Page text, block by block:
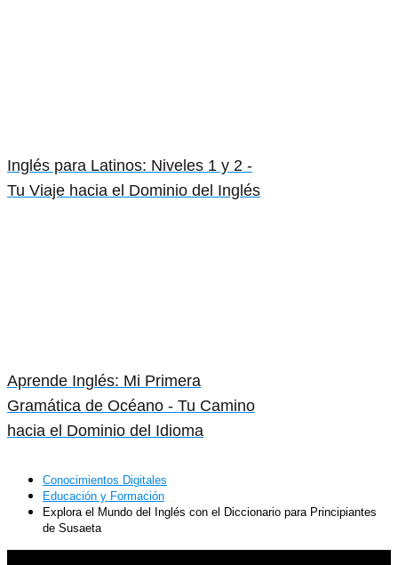
Inglés para Latinos: Niveles 1 y 2 -
Tu Viaje hacia el Dominio del Inglés
Aprende Inglés: Mi Primera
Gramática de Océano - Tu Camino
hacia el Dominio del Idioma
Conocimientos Digitales
Educación y Formación
Explora el Mundo del Inglés con el Diccionario para Principiantes
de Susaeta